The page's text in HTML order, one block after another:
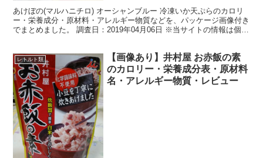
あけぼの(マルハニチロ) オーシャンブルー 冷凍いか天ぷらのカロリ
ー・栄養成分・原材料・アレルギー物質などを、パッケージ画像付き
でまとめました。 調査日：2019年04月06日 ※当サイトの情報は個人
レトルト類
【画像あり】井村屋 お赤飯の素
のカロリー・栄養成分表・原材料
名・アレルギー物質・レビュー